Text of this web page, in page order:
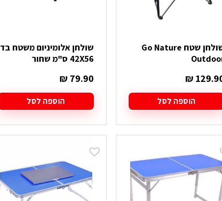
שולחן שטח Go Nature
₪
הוספה לסל
שולחן אלומיניום משטח בד
42X56 ס"מ שחור
₪ 79.90
הוספה לסל